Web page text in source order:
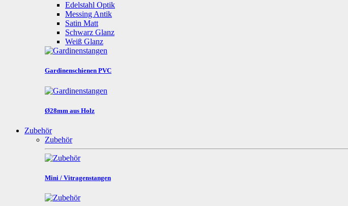
Edelstahl Optik
Messing Antik
Satin Matt
Schwarz Glanz
Weiß Glanz
Gardinenschienen PVC
Ø28mm aus Holz
Zubehör
Zubehör
Mini / Vitragenstangen